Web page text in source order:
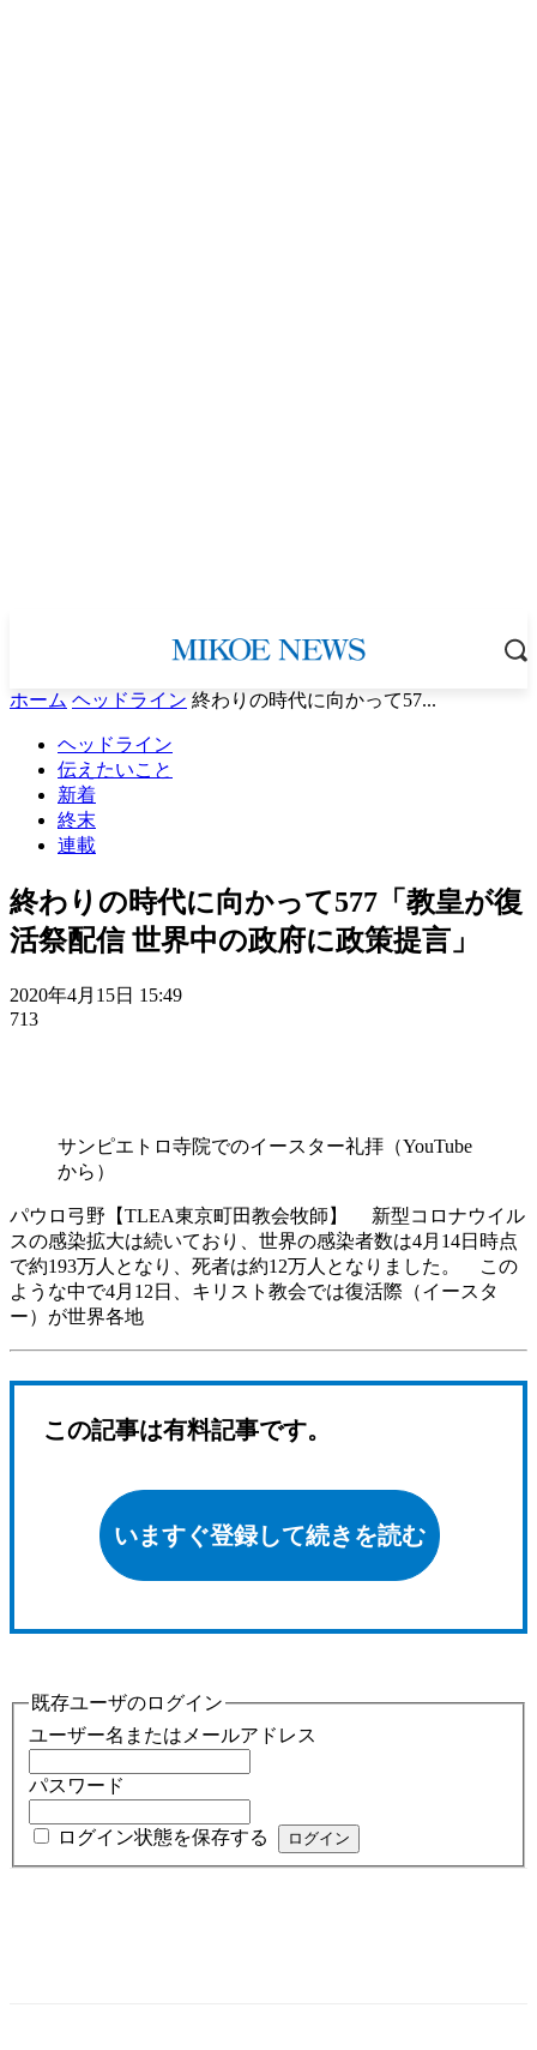
ホーム ヘッドライン 終わりの時代に向かって57...
ヘッドライン
伝えたいこと
新着
終末
連載
終わりの時代に向かって577「教皇が復
活祭配信 世界中の政府に政策提言」
2020年4月15日 15:49
713
サンピエトロ寺院でのイースター礼拝（YouTube
から）
パウロ弓野【TLEA東京町田教会牧師】 新型コロナウイル
スの感染拡大は続いており、世界の感染者数は4月14日時点
で約193万人となり、死者は約12万人となりました。 この
ような中で4月12日、キリスト教会では復活際（イースタ
ー）が世界各地
この記事は有料記事です。
いますぐ登録して続きを読む
既存ユーザのログイン
ユーザー名またはメールアドレス
パスワード
ログイン状態を保存する